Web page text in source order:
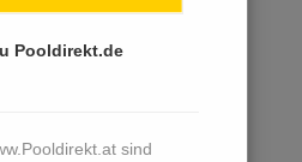
Pooldirekt.de
sind